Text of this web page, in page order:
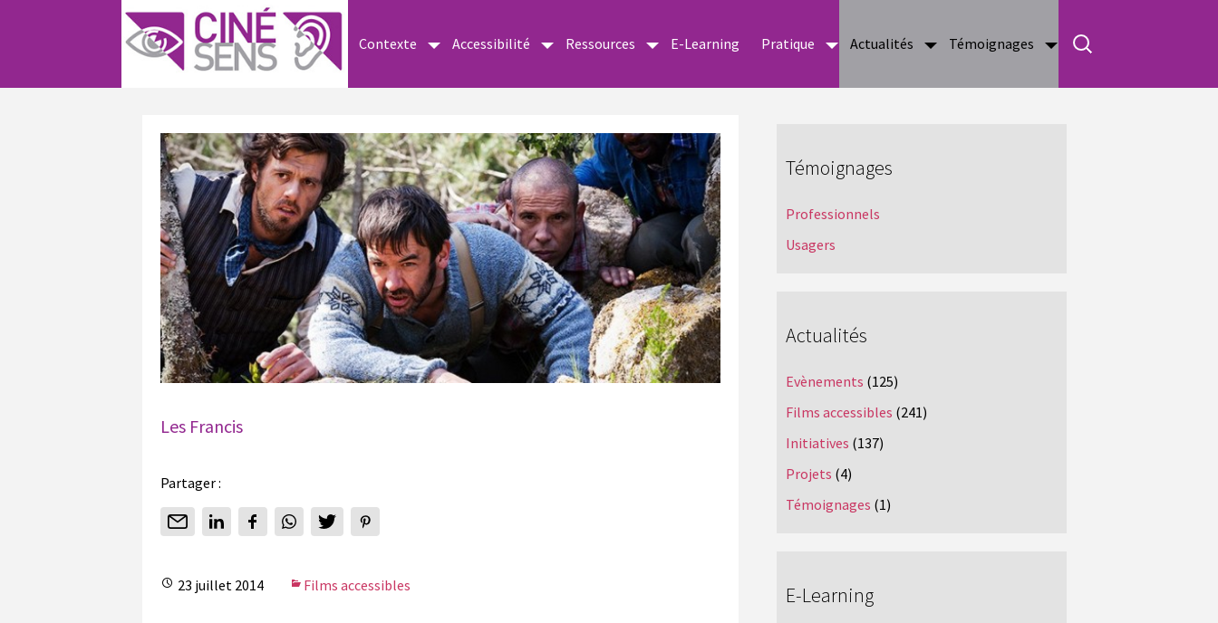
Contexte Accessibilité Ressources E-Learning Pratique Actualités Témoignages
Les Francis
Partager :
23 juillet 2014 Films accessibles
Témoignages
Professionnels
Usagers
Actualités
Evènements (125)
Films accessibles (241)
Initiatives (137)
Projets (4)
Témoignages (1)
E-Learning